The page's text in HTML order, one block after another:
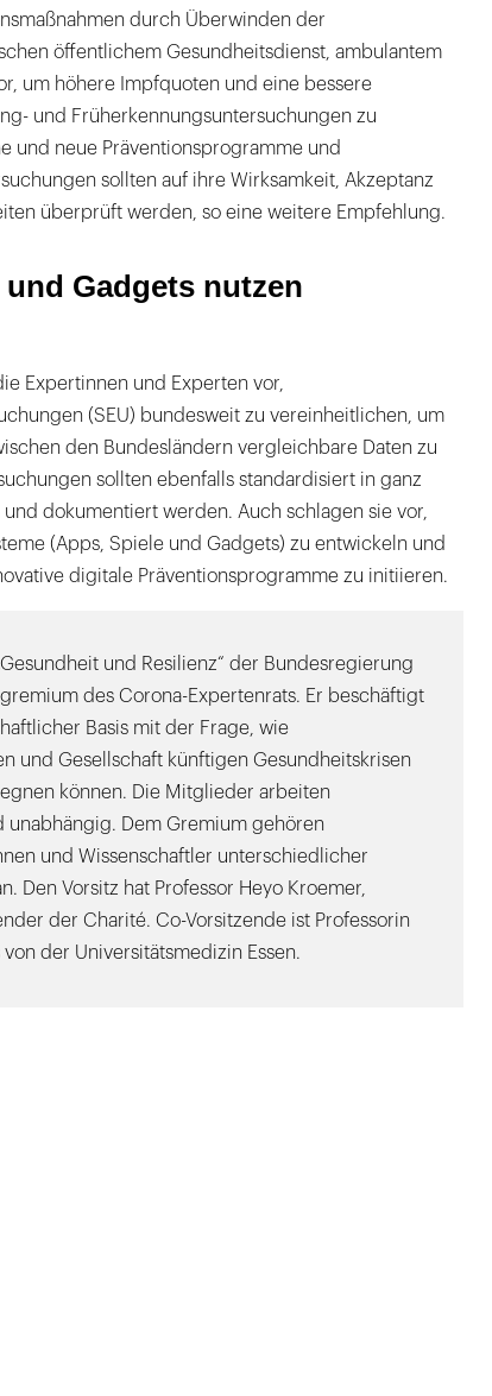
durch Überwinden der
öffentlichem Gesundheitsdienst, ambulantem
um höhere Impfquoten und eine bessere
und Früherkennungsuntersuchungen zu
und neue Präventionsprogramme und
sollten auf ihre Wirksamkeit, Akzeptanz
überprüft werden, so eine weitere Empfehlung.
Gadgets nutzen
Expertinnen und Experten vor,
(SEU) bundesweit zu vereinheitlichen, um
den Bundesländern vergleichbare Daten zu
sollten ebenfalls standardisiert in ganz
dokumentiert werden. Auch schlagen sie vor,
(Apps, Spiele und Gadgets) zu entwickeln und
digitale Präventionsprogramme zu initiieren.
und Resilienz“ der Bundesregierung
des Corona-Expertenrats. Er beschäftigt
Basis mit der Frage, wie
und Gesellschaft künftigen Gesundheitskrisen
können. Die Mitglieder arbeiten
unabhängig. Dem Gremium gehören
und Wissenschaftler unterschiedlicher
Den Vorsitz hat Professor Heyo Kroemer,
der Charité. Co-Vorsitzende ist Professorin
der Universitätsmedizin Essen.